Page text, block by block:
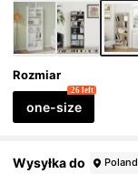
Rozmiar
one-size
26 left
Wysyłka do Poland